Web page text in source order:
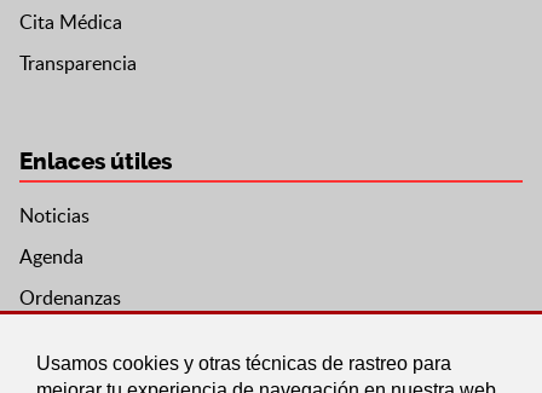
Usamos cookies y otras técnicas de rastreo para
Cita Médica
Transparencia
Enlaces útiles
Noticias
Agenda
Ordenanzas